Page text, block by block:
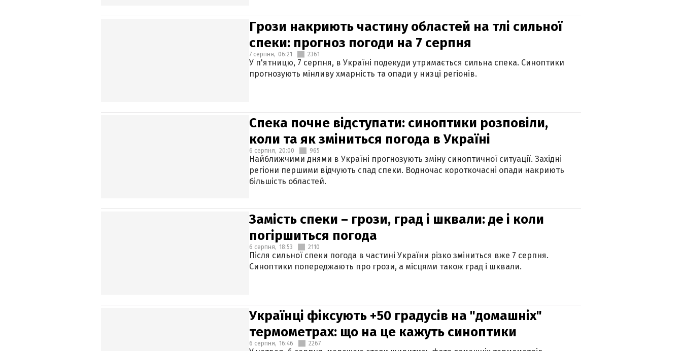
Грози накриють частину областей на тлі сильної
спеки: прогноз погоди на 7 серпня
7 серпня, 06:21 2361
У п'ятницю, 7 серпня, в Україні подекуди утримається сильна спека. Синоптики
прогнозують мінливу хмарність та опади у низці регіонів.
Спека почне відступати: синоптики розповіли,
коли та як зміниться погода в Україні
6 серпня, 20:00 965
Найближчими днями в Україні прогнозують зміну синоптичної ситуації. Західні
регіони першими відчують спад спеки. Водночас короткочасні опади накриють
більшість областей.
Замість спеки – грози, град і шквали: де і коли
погіршиться погода
6 серпня, 18:53 2110
Після сильної спеки погода в частині України різко зміниться вже 7 серпня.
Синоптики попереджають про грози, а місцями також град і шквали.
Українці фіксують +50 градусів на "домашніх"
термометрах: що на це кажуть синоптики
6 серпня, 16:46 2267